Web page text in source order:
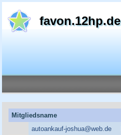
favon.12hp.de
Mitgliedsname
autoankauf-joshua@web.de